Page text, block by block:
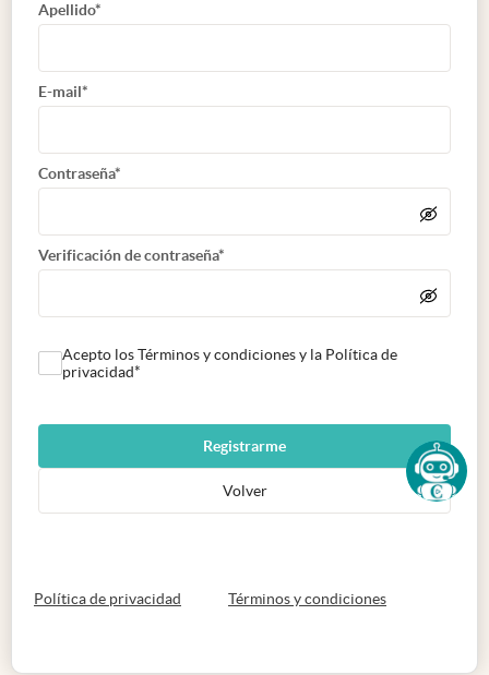
Apellido*
E-mail*
Contraseña*
Verificación de contraseña*
Acepto los Términos y condiciones y la Política de
privacidad*
Registrarme
Volver
Política de privacidad abre en nueva pestaña
Términos y condicionesabre en nueva